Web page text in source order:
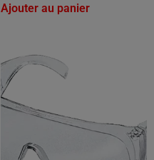
Ajouter au panier